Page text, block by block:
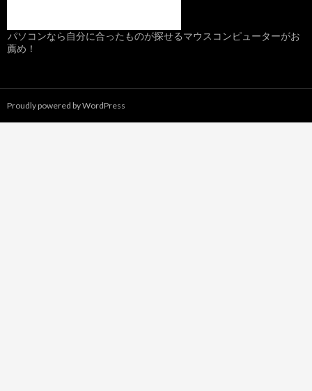
パソコンなら自分に合ったものが探せるマウスコンピューターがお
薦め！
Proudly powered by WordPress